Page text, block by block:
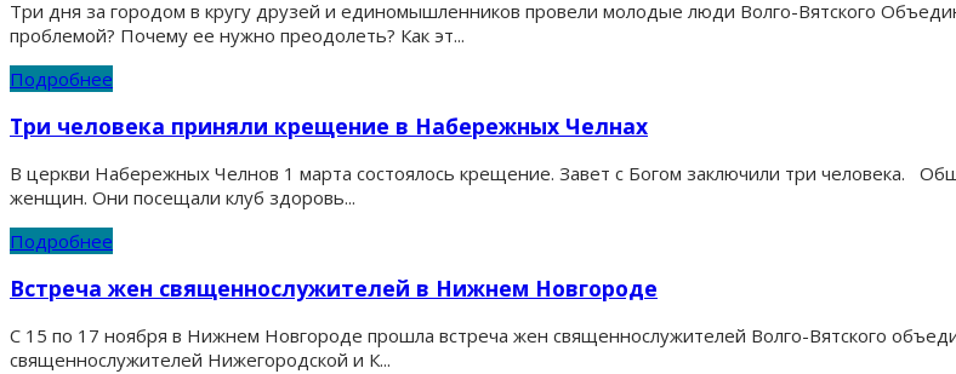
Три дня за городом в кругу друзей и единомышленников провели молодые люди Волго-Вятского
проблемой? Почему ее нужно преодолеть? Как эт...
Подробнее
Три человека приняли крещение в Набережных Челнах
В церкви Набережных Челнов 1 марта состоялось крещение. Завет с Богом заключили три человека.
женщин. Они посещали клуб здоровь...
Подробнее
Встреча жен священнослужителей в Нижнем Новгороде
С 15 по 17 ноября в Нижнем Новгороде прошла встреча жен священнослужителей Волго-Вятского
священнослужителей Нижегородской и К...